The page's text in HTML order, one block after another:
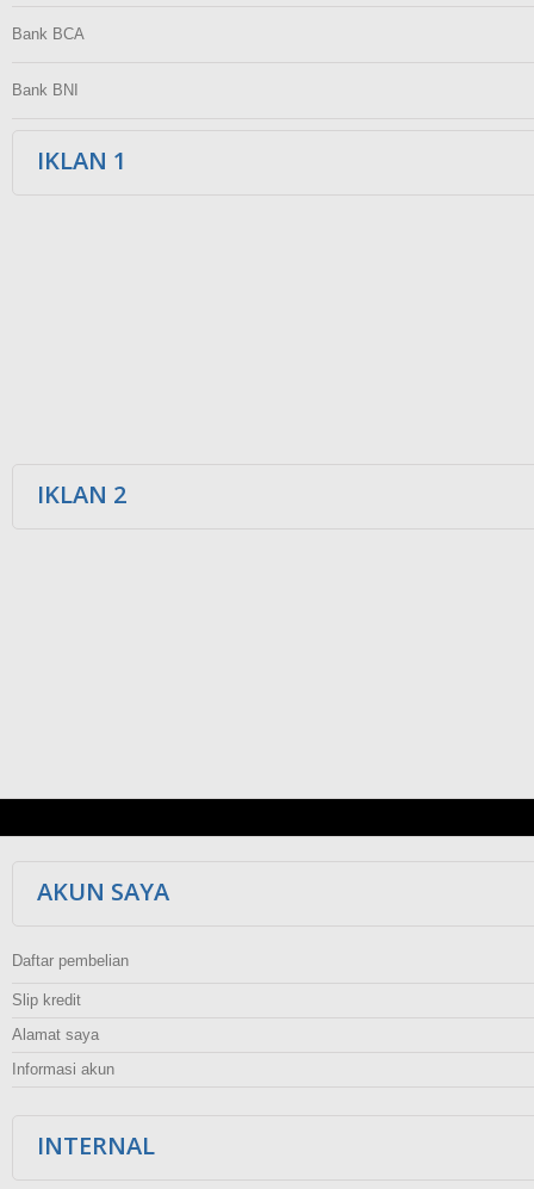
Bank BCA
Bank BNI
IKLAN 1
IKLAN 2
AKUN SAYA
Daftar pembelian
Slip kredit
Alamat saya
Informasi akun
INTERNAL